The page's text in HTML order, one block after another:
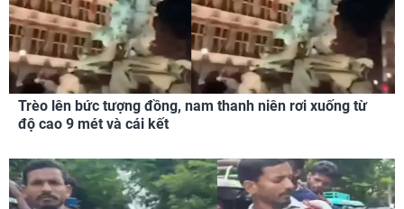
Trèo lên bức tượng đồng, nam thanh niên rơi xuống từ
độ cao 9 mét và cái kết